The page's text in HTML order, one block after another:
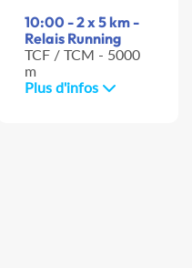
10:00 - 2 x 5 km -
Relais Running
TCF / TCM - 5000
m
Plus d'infos